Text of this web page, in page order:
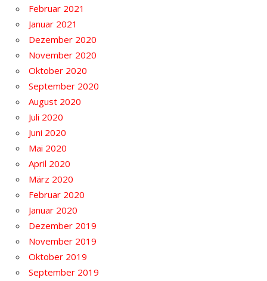
Februar 2021
Januar 2021
Dezember 2020
November 2020
Oktober 2020
September 2020
August 2020
Juli 2020
Juni 2020
Mai 2020
April 2020
März 2020
Februar 2020
Januar 2020
Dezember 2019
November 2019
Oktober 2019
September 2019